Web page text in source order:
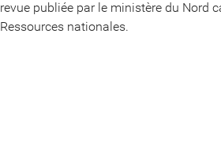
revue publiée par le ministère du Nord
Ressources nationales.